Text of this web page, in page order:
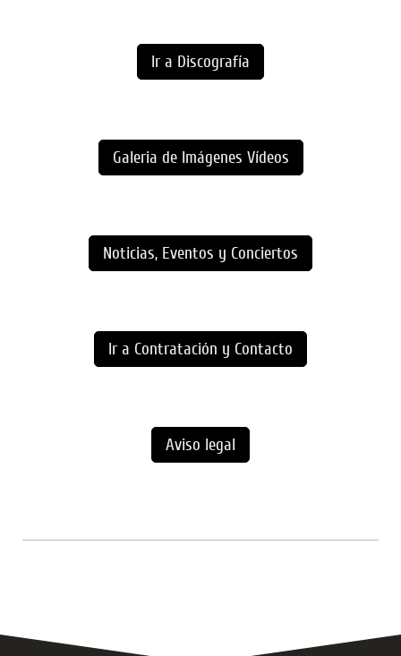
Ir a Discografía
Galeria de Imágenes Vídeos
Noticias, Eventos y Conciertos
Ir a Contratación y Contacto
Aviso legal